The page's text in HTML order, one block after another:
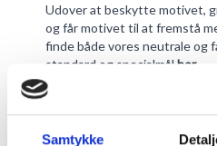
Samtykke
Udover at beskytte motivet,
og får motivet til at fremstå
finde både vores neutrale og
standard og specialmål her.
OPHÆNGNING OG
Du bestemmer selv om din
vandret eller lodret. Vi har
hængebeslag fastmonteret